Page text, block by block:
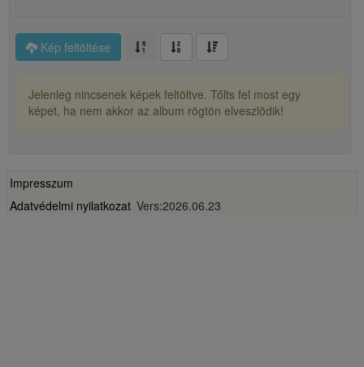
Kép feltöltése
Jelenleg nincsenek képek feltöltve. Tőlts fel most egy
képet, ha nem akkor az album rögtön elveszlödik!
Impresszum
Adatvédelmi nyilatkozat Vers:2026.06.23